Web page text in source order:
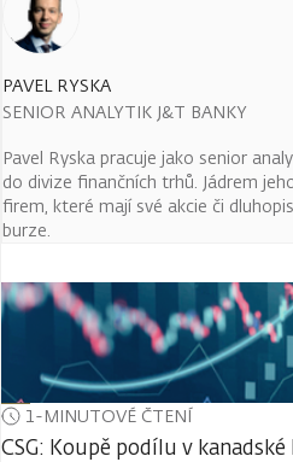
PAVEL RYSKA
SENIOR ANALYTIK J&T BANKY
Pavel Ryska pracuje jako senior
do divize finančních trhů. Jádrem
firem, které mají své akcie či
burze.
1-MINUTOVÉ ČTENÍ
CSG: Koupě podílu v